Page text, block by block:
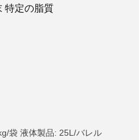
特定の脂質
袋 液体製品: 25L/バレル